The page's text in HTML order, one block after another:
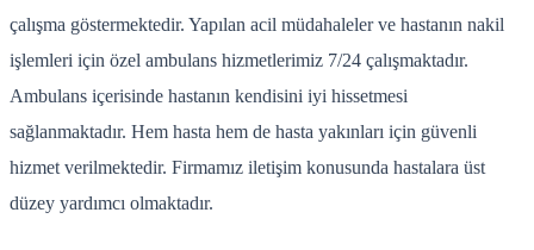
çalışma göstermektedir. Yapılan acil müdahaleler ve hastanın nakil
işlemleri için özel ambulans hizmetlerimiz 7/24 çalışmaktadır.
Ambulans içerisinde hastanın kendisini iyi hissetmesi
sağlanmaktadır. Hem hasta hem de hasta yakınları için güvenli
hizmet verilmektedir. Firmamız iletişim konusunda hastalara üst
düzey yardımcı olmaktadır.